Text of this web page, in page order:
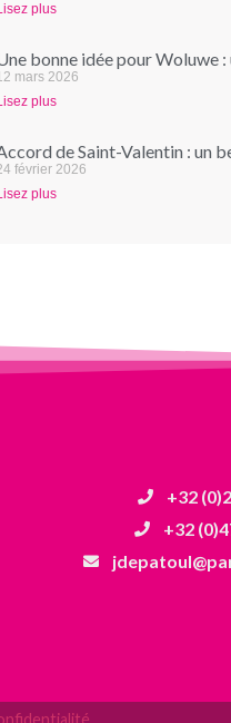
plus
bonne idée pour Woluwe :
mars 2026
plus
de Saint-Valentin : un
février 2026
plus
+32
+32